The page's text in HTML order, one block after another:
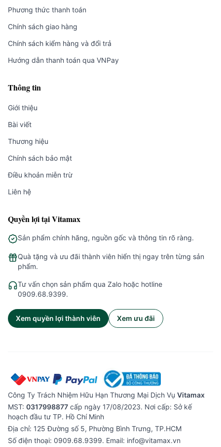
Phương thức thanh toán
Chính sách giao hàng
Chính sách kiểm hàng và đổi trả
Hướng dẫn thanh toán qua VNPay
Thông tin
Giới thiệu
Bài viết
Thương hiệu
Chính sách bảo mật
Điều khoản miễn trừ
Liên hệ
Quyền lợi tại Vitamax
Sản phẩm chính hãng, nguồn gốc và thông tin rõ ràng.
Quà tặng và ưu đãi thành viên hiển thị ngay trên từng sản
phẩm.
Tư vấn chọn sản phẩm qua Zalo hoặc hotline
0909.68.9399.
Xem quyền lợi thành viên Xem ưu đãi
Công Ty Trách Nhiệm Hữu Hạn Thương Mại Dịch Vụ Vitamax
MST: 0317998877 cấp ngày 17/08/2023. Nơi cấp: Sở kế
hoạch đầu tư TP. Hồ Chí Minh
Địa chỉ: 125 Đường số 5, Phường Bình Trưng, TP.HCM
Số điện thoại: 0909.68.9399. Email: info@vitamax.vn